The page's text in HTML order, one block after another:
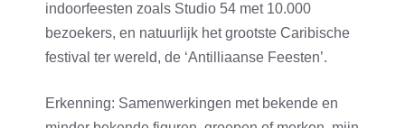
indoorfeesten zoals Studio 54 met 10.000
bezoekers, en natuurlijk het grootste Caribische
festival ter wereld, de ‘Antilliaanse Feesten’.
Erkenning: Samenwerkingen met bekende en